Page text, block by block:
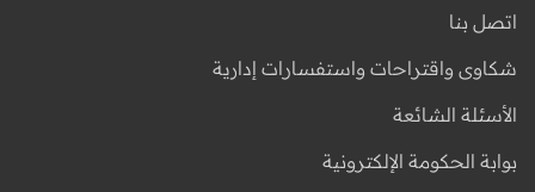
اتصل بنا
شكاوى واقتراحات واستفسارات إدارية
الأسئلة الشائعة
بوابة الحكومة الإلكترونية